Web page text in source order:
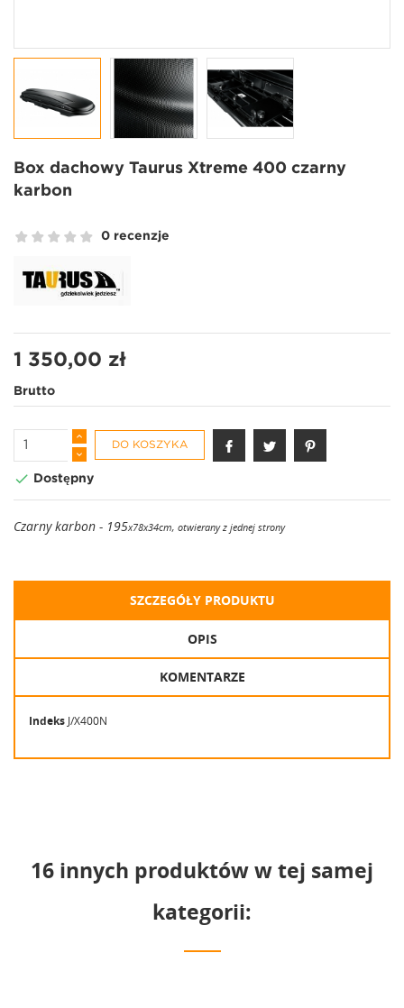
Box dachowy Taurus Xtreme 400 czarny
karbon
0 recenzje
1 350,00 zł
Brutto
DO KOSZYKA
 Dostępny
Czarny karbon - 195x78x34cm, otwierany z jednej strony
SZCZEGÓŁY PRODUKTU
OPIS
KOMENTARZE
IndeksJ/X400N
16 innych produktów w tej samej
kategorii: